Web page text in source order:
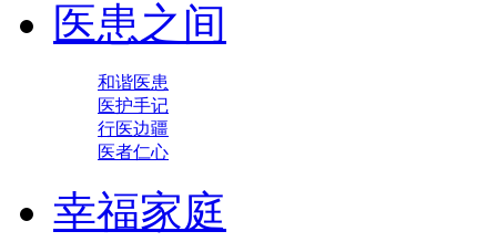
医患之间
和谐医患
医护手记
行医边疆
医者仁心
幸福家庭